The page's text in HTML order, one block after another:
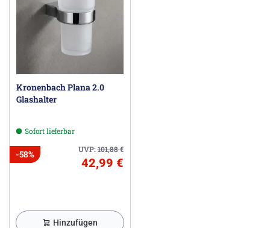
Kronenbach Plana 2.0
Glashalter
Sofort lieferbar
UVP:101,88€
-58%
42,99 €
Hinzufügen